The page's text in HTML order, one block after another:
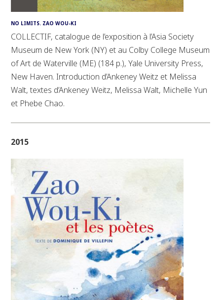
NO LIMITS. ZAO WOU-KI
COLLECTIF, catalogue de l’exposition à l’Asia Society
Museum de New York (NY) et au Colby College Museum
of Art de Waterville (ME) (184 p.), Yale University Press,
New Haven. Introduction d’Ankeney Weitz et Melissa
Walt, textes d’Ankeney Weitz, Melissa Walt, Michelle Yun
et Phebe Chao.
2015